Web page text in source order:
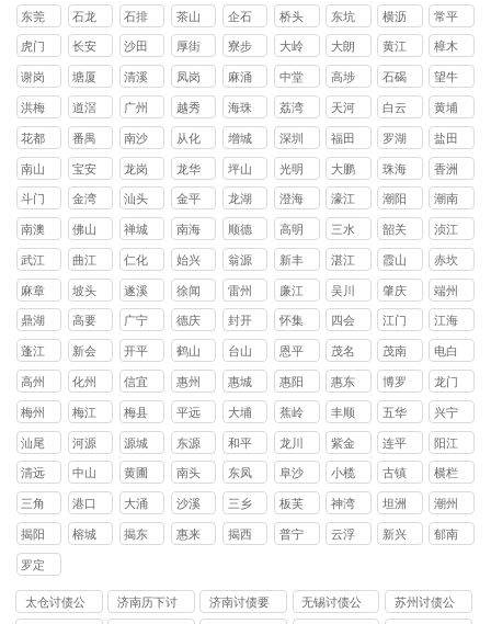
东莞
石龙
镇
石排
镇
茶山
镇
企石
镇
桥头
镇
东坑
镇
横沥
镇
常平
镇
虎门
镇
长安
镇
沙田
镇
厚街
镇
寮步
镇
大岭
山镇
大朗
镇
黄江
镇
樟木
头镇
谢岗
镇
塘厦
镇
清溪
镇
凤岗
镇
麻涌
镇
中堂
镇
高埗
镇
石碣
镇
望牛
墩镇
洪梅
镇
道滘
镇
广州
越秀
区
海珠
区
荔湾
区
天河
区
白云
区
黄埔
区
花都
区
番禺
区
南沙
区
从化
区
增城
区
深圳
福田
区
罗湖
区
盐田
区
南山
区
宝安
区
龙岗
区
龙华
区
坪山
区
光明
区
大鹏
新区
珠海
香洲
区
斗门
区
金湾
区
汕头
金平
区
龙湖
区
澄海
区
濠江
区
潮阳
区
潮南
区
南澳
县
佛山
禅城
区
南海
区
顺德
区
高明
区
三水
区
韶关
浈江
区
武江
区
曲江
区
仁化
县
始兴
县
翁源
县
新丰
县
湛江
霞山
区
赤坎
区
麻章
区
坡头
区
遂溪
县
徐闻
县
雷州
市
廉江
市
吴川
市
肇庆
端州
区
鼎湖
区
高要
区
广宁
县
德庆
县
封开
县
怀集
县
四会
市
江门
江海
区
蓬江
区
新会
区
开平
县
鹤山
县
台山
县
恩平
县
茂名
茂南
区
电白
区
高州
市
化州
市
信宜
市
惠州
惠城
区
惠阳
区
惠东
县
博罗
县
龙门
县
梅州
梅江
区
梅县
区
平远
县
大埔
县
蕉岭
县
丰顺
县
五华
县
兴宁
市
汕尾 河源
源城
区
东源
县
和平
县
龙川
县
紫金
县
连平
县
阳江
清远 中山
黄圃
镇
南头
镇
东凤
镇
阜沙
镇
小榄
镇
古镇
镇
横栏
镇
三角
镇
港口
镇
大涌
镇
沙溪
镇
三乡
镇
板芙
镇
神湾
镇
坦洲
镇
潮州
揭阳
榕城
揭东
惠来
揭西
普宁
云浮
新兴
郁南
罗定
市
太仓讨债公
济南历下讨
济南讨债要
无锡讨债公
苏州讨债公